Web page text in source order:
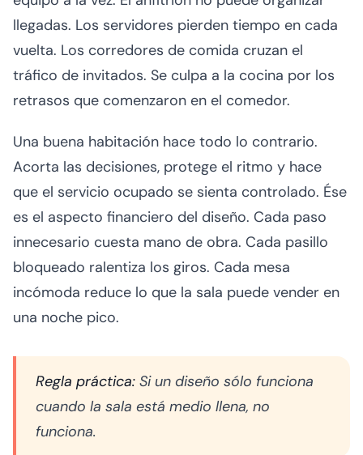
llegadas. Los servidores pierden tiempo en cada
vuelta. Los corredores de comida cruzan el
tráfico de invitados. Se culpa a la cocina por los
retrasos que comenzaron en el comedor.
Una buena habitación hace todo lo contrario.
Acorta las decisiones, protege el ritmo y hace
que el servicio ocupado se sienta controlado. Ése
es el aspecto financiero del diseño. Cada paso
innecesario cuesta mano de obra. Cada pasillo
bloqueado ralentiza los giros. Cada mesa
incómoda reduce lo que la sala puede vender en
una noche pico.
Regla práctica: Si un diseño sólo funciona
cuando la sala está medio llena, no
funciona.